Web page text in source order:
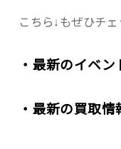
こちら↓もぜひチ
・最新のイベン
・最新の買取情